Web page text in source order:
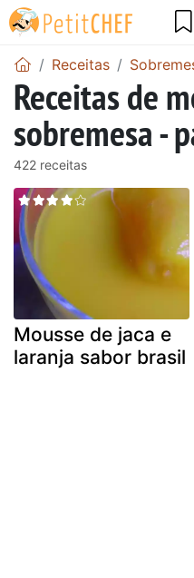
Receitas
Receitas de
sobremesa -
422 receitas
Mousse de jaca e
laranja sabor brasil